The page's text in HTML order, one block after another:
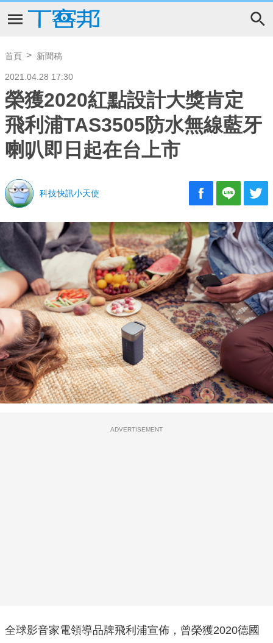
首頁 新聞稿
2021.04.28 17:30
榮獲2020紅點設計大獎肯定
飛利浦TAS3505防水無線藍牙
喇叭即日起在台上市
科技快訊小天使
ADVERTISEMENT
全球影音家電領導品牌飛利浦宣佈，曾榮獲2020德國